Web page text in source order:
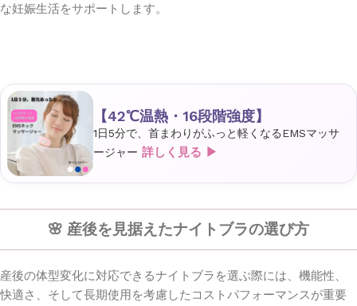
な妊娠生活をサポートします。
【42℃温熱・16段階強度】
1日5分で、首まわりがふっと軽くなるEMSマッサ
ージャー 詳しく見る ▶
🌸 産後を見据えたナイトブラの選び方
産後の体型変化に対応できるナイトブラを選ぶ際には、機能性、
快適さ、そして長期使用を考慮したコストパフォーマンスが重要